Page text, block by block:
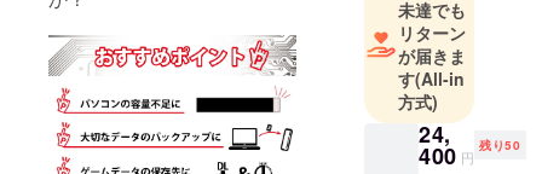
す。財布も
作っていま
未達でも
リターン
が届きま
す(All-in
方式)
24,
400 円
残り50